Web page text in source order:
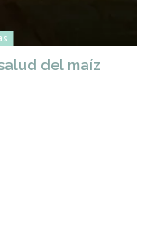
del maíz